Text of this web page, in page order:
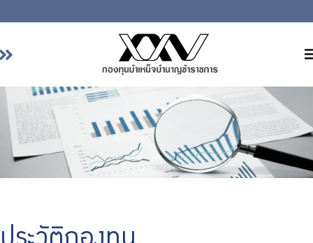
หน้าหลัก
เกี่ยวกับ กบข.
บริการสมาชิก
การบริหารความเสี่ยง